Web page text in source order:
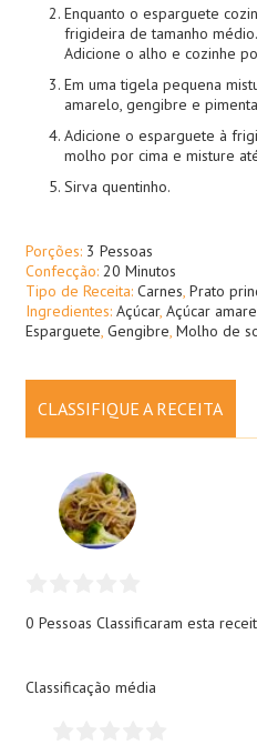
Enquanto o esparguete
frigideira de tamanho
Adicione o alho e cozinhe
Em uma tigela pequena
amarelo, gengibre e
Adicione o esparguete à
molho por cima e misture
Sirva quentinho.
Porções: 3 Pessoas
Confecção: 20 Minutos
Tipo de Receita: Carnes, Prato
Ingredientes: Açúcar, Açúcar
Esparguete, Gengibre, Molho de
CLASSIFIQUE A RECEITA
0 Pessoas Classificaram esta
Classificação média